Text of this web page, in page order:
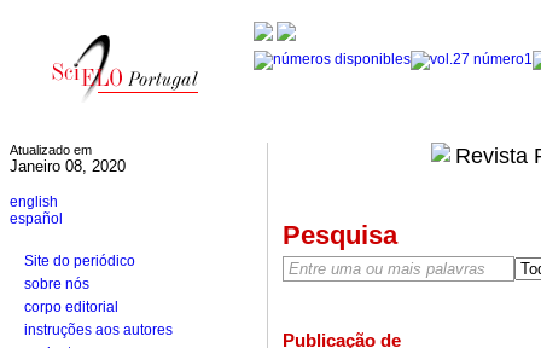
Atualizado em
Janeiro 08, 2020
english
español
Site do periódico
sobre nós
corpo editorial
instruções aos autores
Pesquisa
Publicação de